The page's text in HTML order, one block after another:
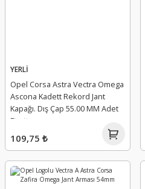
YERLİ
Opel Corsa Astra Vectra Omega
Ascona Kadett Rekord Jant
Kapağı. Dış Çap 55.00 MM Adet
Fiyattır.
109,75 ₺